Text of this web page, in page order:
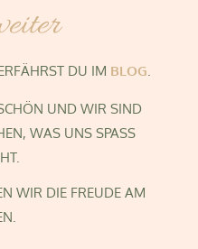
DU IM BLOG.
UND WIR SIND
WAS UNS SPASS
WIR DIE FREUDE AM